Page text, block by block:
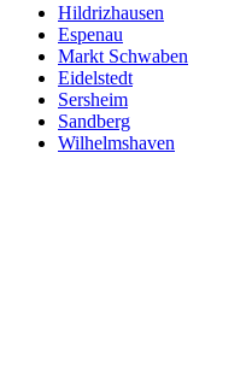
Hildrizhausen
Espenau
Markt Schwaben
Eidelstedt
Sersheim
Sandberg
Wilhelmshaven